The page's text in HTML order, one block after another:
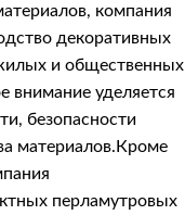
компания
декоративных
и общественных
внимание уделяется
безопасности
материалов.Кроме
перламутровых